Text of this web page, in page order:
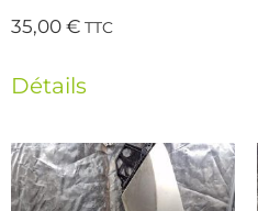
35,00€ TTC
Détails